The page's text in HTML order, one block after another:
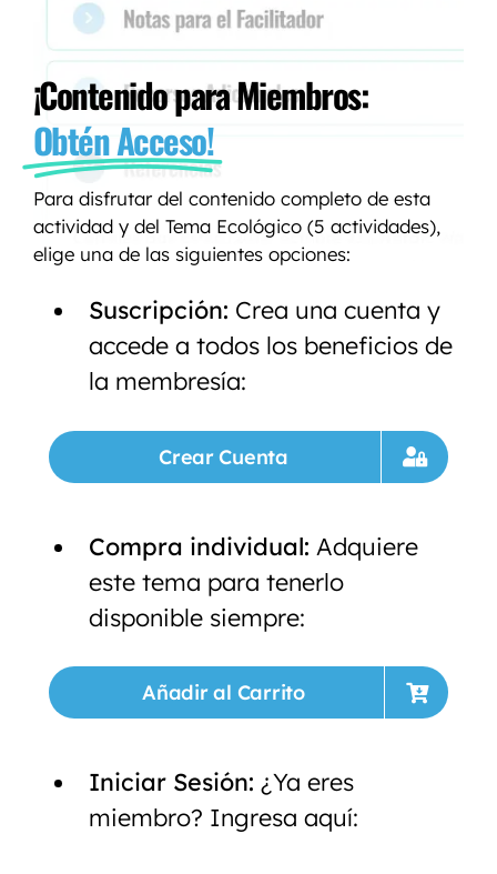
¡Contenido para Miembros:
Obtén Acceso!
Para disfrutar del contenido completo de esta
actividad y del Tema Ecológico (5 actividades),
elige una de las siguientes opciones:
Suscripción: Crea una cuenta y
accede a todos los beneficios de
la membresía:
Crear Cuenta
Compra individual: Adquiere
este tema para tenerlo
disponible siempre:
Añadir al Carrito
Iniciar Sesión: ¿Ya eres
miembro? Ingresa aquí: